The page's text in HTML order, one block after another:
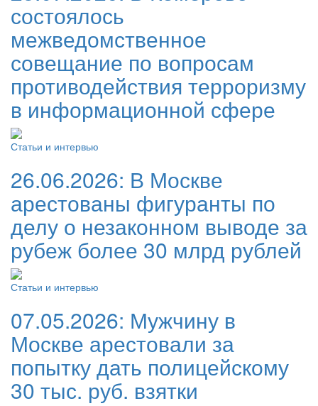
состоялось
межведомственное
совещание по вопросам
противодействия терроризму
в информационной сфере
Статьи и интервью
26.06.2026: В Москве
арестованы фигуранты по
делу о незаконном выводе за
рубеж более 30 млрд рублей
Статьи и интервью
07.05.2026: Мужчину в
Москве арестовали за
попытку дать полицейскому
30 тыс. руб. взятки